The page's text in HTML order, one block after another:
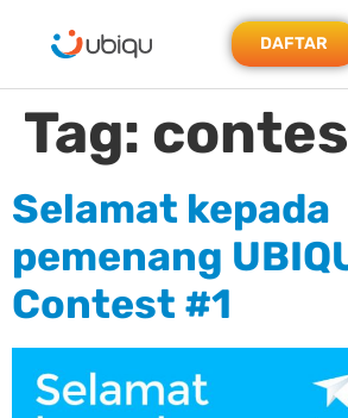
DAFTAR
Tag:
Selamat kepada
pemenang
Contest #1